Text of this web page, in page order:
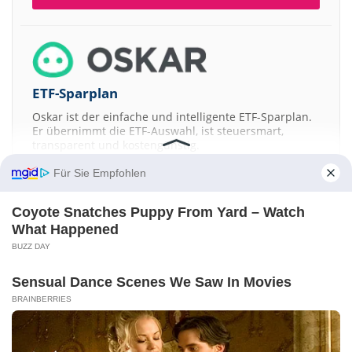
ETF-Sparplan
Oskar ist der einfache und intelligente ETF-Sparplan.
Er übernimmt die ETF-Auswahl, ist steuersmart,
transparent und kostengünstig.
JETZT MEHR ERFAHREN
S&P 500
Kontakt-Impressum-Werbung-Barrierefreiheit
Sitemap
Datenschutz-Disclaimer-AGB-Privatsphäre-Einstellungen
Für Sie Empfohlen
Coyote Snatches Puppy From Yard – Watch
What Happened
BUZZ DAY
Sensual Dance Scenes We Saw In Movies
BRAINBERRIES